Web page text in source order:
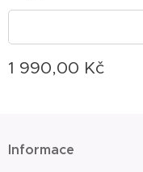
1 990,00 Kč
Informace